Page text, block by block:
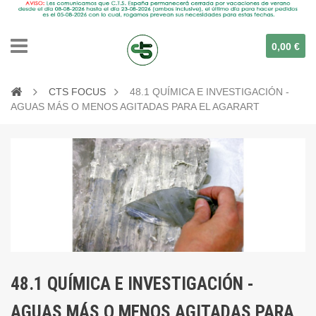
0,00 €
CTS FOCUS
48.1 QUÍMICA E INVESTIGACIÓN -
AGUAS MÁS O MENOS AGITADAS PARA EL AGARART
48.1 QUÍMICA E INVESTIGACIÓN -